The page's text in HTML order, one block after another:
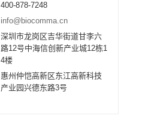
400-878-7248
info@biocomma.cn
深圳市龙岗区吉华街道甘李六
路12号中海信创新产业城12栋1
4楼
惠州仲恺高新区东江高新科技
产业园兴德东路3号